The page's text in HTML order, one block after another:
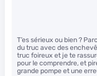
T’es sérieux ou bien ?
du truc avec des
truc foireux et je te
pour le comprendre, et
grande pompe et une